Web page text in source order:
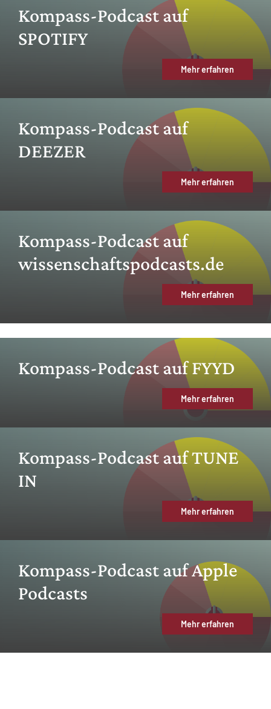
Kompass-Podcast auf
SPOTIFY
Mehr erfahren
Kompass-Podcast auf
DEEZER
Mehr erfahren
Kompass-Podcast auf
wissenschaftspodcasts.de
Mehr erfahren
Kompass-Podcast auf FYYD
Mehr erfahren
Kompass-Podcast auf TUNE
IN
Mehr erfahren
Kompass-Podcast auf Apple
Podcasts
Mehr erfahren